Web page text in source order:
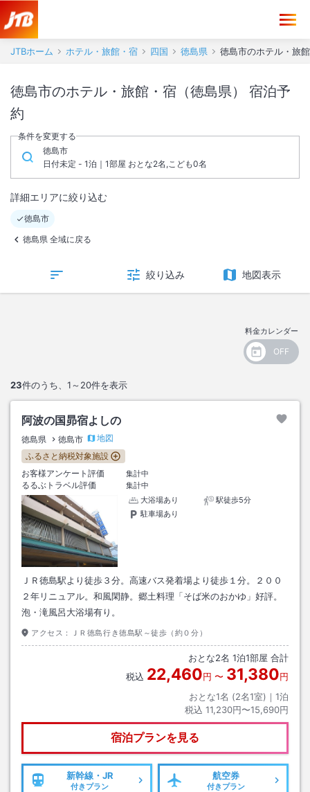
JTBホーム ホテル・旅館・宿 四国 徳島県 徳島市のホテル・旅
徳島市のホテル・旅館・宿（徳島県） 宿泊予
約
条件を変更する
徳島市
日付未定 - 1泊｜1部屋 おとな2名,こども0名
詳細エリアに絞り込む
徳島市
徳島県 全域に戻る
絞り込み 地図表示
料金カレンダー
23件のうち、 1～20件を表示
阿波の国昴宿よしの
徳島県 徳島市
地図
ふるさと納税対象施設
お客様アンケート評価
集計中
るるぶトラベル評価
集計中
大浴場あり
駅徒歩5分
駐車場あり
ＪＲ徳島駅より徒歩３分。高速バス発着場より徒歩１分。２００
２年リニュアル。和風閑静。郷土料理「そば米のおかゆ」好評。
泡・滝風呂大浴場有り。
アクセス： ＪＲ徳島行き徳島駅～徒歩（約０分）
おとな2名 1泊1部屋 合計
税込 22,460円 〜 31,380円
おとな1名 (2名1室)｜ 1泊
税込 11,230円〜15,690円
宿泊プランを見る
新幹線・JR
付きプラン
航空券
付きプラン